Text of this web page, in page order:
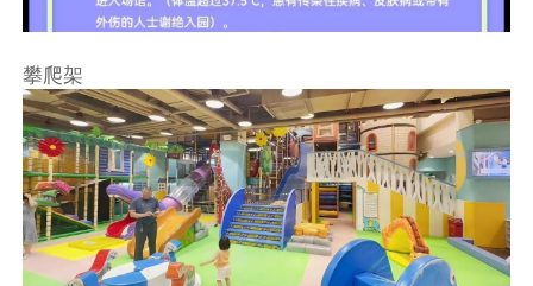
攀爬架